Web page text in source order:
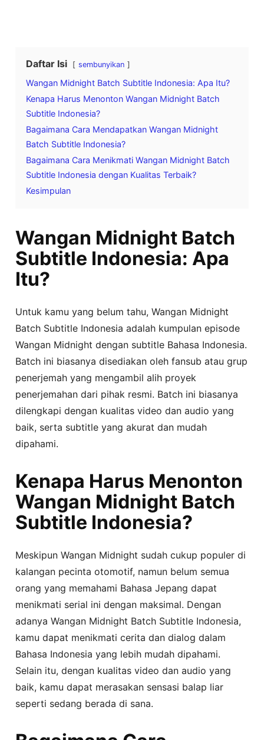
Daftar Isi sembunyikan
Wangan Midnight Batch Subtitle Indonesia: Apa Itu?
Kenapa Harus Menonton Wangan Midnight Batch
Subtitle Indonesia?
Bagaimana Cara Mendapatkan Wangan Midnight
Batch Subtitle Indonesia?
Bagaimana Cara Menikmati Wangan Midnight Batch
Subtitle Indonesia dengan Kualitas Terbaik?
Kesimpulan
Wangan Midnight Batch
Subtitle Indonesia: Apa
Itu?
Untuk kamu yang belum tahu, Wangan Midnight
Batch Subtitle Indonesia adalah kumpulan episode
Wangan Midnight dengan subtitle Bahasa Indonesia.
Batch ini biasanya disediakan oleh fansub atau grup
penerjemah yang mengambil alih proyek
penerjemahan dari pihak resmi. Batch ini biasanya
dilengkapi dengan kualitas video dan audio yang
baik, serta subtitle yang akurat dan mudah
dipahami.
Kenapa Harus Menonton
Wangan Midnight Batch
Subtitle Indonesia?
Meskipun Wangan Midnight sudah cukup populer di
kalangan pecinta otomotif, namun belum semua
orang yang memahami Bahasa Jepang dapat
menikmati serial ini dengan maksimal. Dengan
adanya Wangan Midnight Batch Subtitle Indonesia,
kamu dapat menikmati cerita dan dialog dalam
Bahasa Indonesia yang lebih mudah dipahami.
Selain itu, dengan kualitas video dan audio yang
baik, kamu dapat merasakan sensasi balap liar
seperti sedang berada di sana.